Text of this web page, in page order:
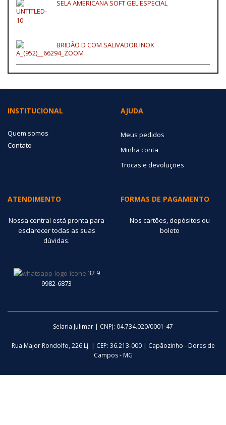
SELA AMERICANA SOFT GEL ESPECIAL
BRIDÃO D COM SALIVADOR INOX
INSTITUCIONAL
Quem somos
Contato
AJUDA
Meus pedidos
Minha conta
Trocas e devoluções
ATENDIMENTO
Nossa central está pronta para
esclarecer todas as suas
dúvidas.
32 9
9982-6873
FORMAS DE PAGAMENTO
Nos cartões, depósitos ou
boleto
Selaria Julimar | CNPJ: 04.734.020/0001-47
Rua Major Rondolfo, 226 Lj. | CEP: 36.213-000 | Capãozinho - Dores de
Campos - MG